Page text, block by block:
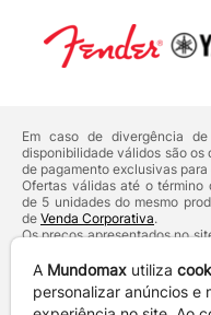
Em caso de divergência
disponibilidade válidos são os
de pagamento exclusivas
Ofertas válidas até o término
de 5 unidades do mesmo
de Venda Corporativa.
Os preços apresentados no
Defesa do Consumidor:Lei nº
Vendas sujeitas à
A Mundomax utiliza
personalizar anúncios e